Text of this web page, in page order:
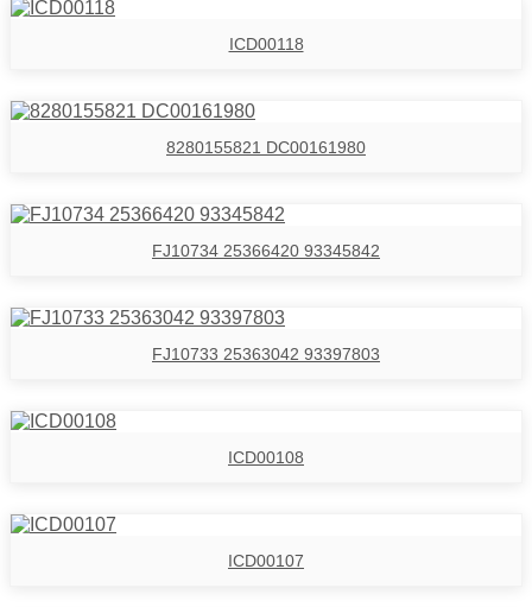
ICD00118
8280155821 DC00161980
FJ10734 25366420 93345842
FJ10733 25363042 93397803
ICD00108
ICD00107